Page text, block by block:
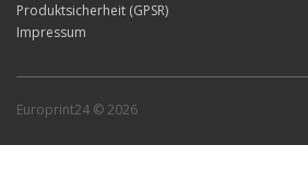
Produktsicherheit (GPSR)
Impressum
Europrint24 © 2026